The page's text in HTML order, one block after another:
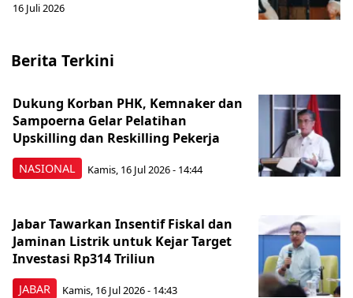
16 Juli 2026
Berita Terkini
NASIONAL
Dukung Korban PHK, Kemnaker dan
Sampoerna Gelar Pelatihan
Upskilling dan Reskilling Pekerja
Kamis, 16 Jul 2026 - 14:44
JABAR
Jabar Tawarkan Insentif Fiskal dan
Jaminan Listrik untuk Kejar Target
Investasi Rp314 Triliun
Kamis, 16 Jul 2026 - 14:43